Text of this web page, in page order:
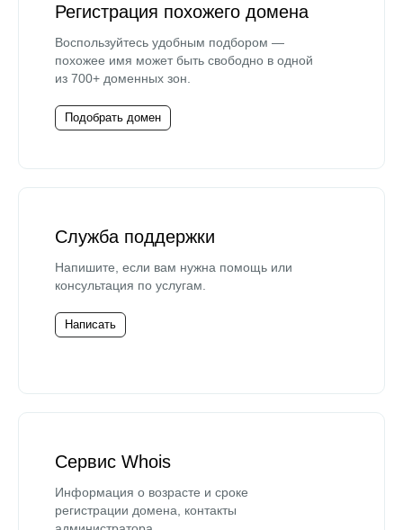
Регистрация похожего домена
Воспользуйтесь удобным подбором —
похожее имя может быть свободно в одной
из 700+ доменных зон.
Подобрать домен
Служба поддержки
Напишите, если вам нужна помощь или
консультация по услугам.
Написать
Сервис Whois
Информация о возрасте и сроке
регистрации домена, контакты